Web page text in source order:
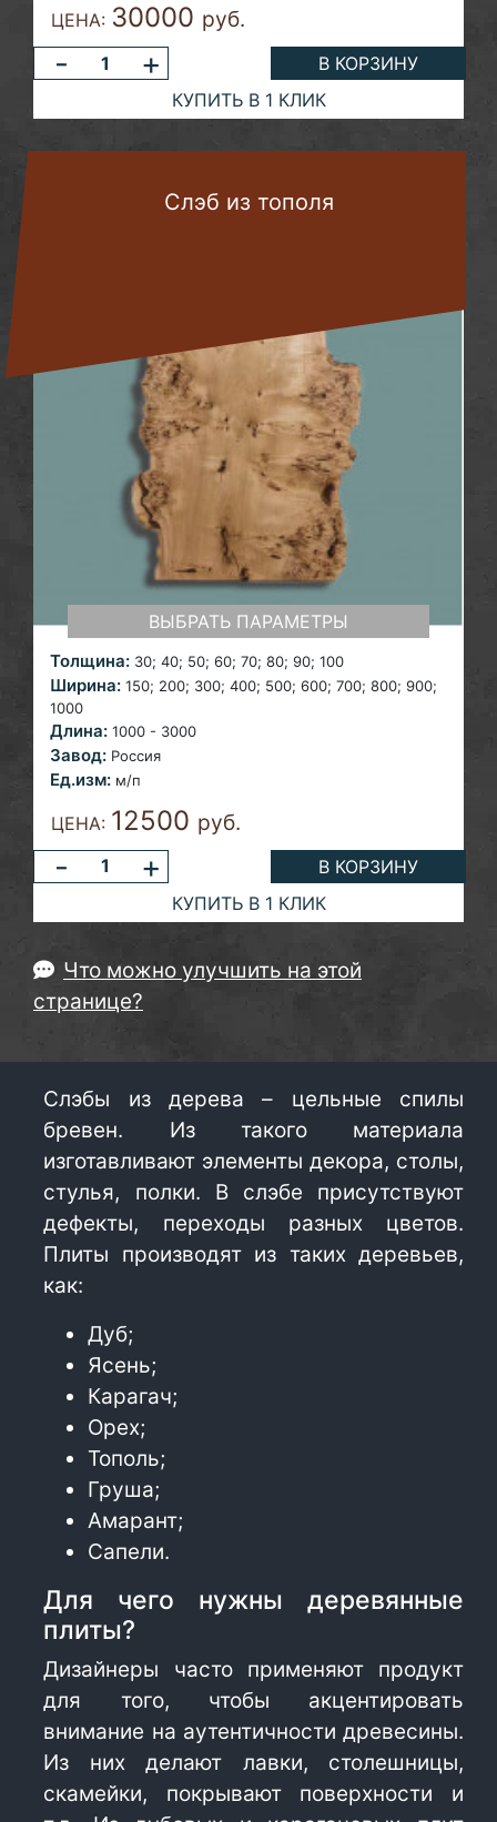
ЦЕНА: 30000 руб.
- +
В КОРЗИНУ
КУПИТЬ В 1 КЛИК
Слэб из тополя
ВЫБРАТЬ ПАРАМЕТРЫ
Толщина: 30; 40; 50; 60; 70; 80; 90; 100
Ширина: 150; 200; 300; 400; 500; 600; 700; 800; 900;
1000
Длина: 1000 - 3000
Завод: Россия
Ед.изм: м/п
ЦЕНА: 12500 руб.
- +
В КОРЗИНУ
КУПИТЬ В 1 КЛИК
Что можно улучшить на этой
странице?
Слэбы из дерева – цельные спилы
бревен. Из такого материала
изготавливают элементы декора, столы,
стулья, полки. В слэбе присутствуют
дефекты, переходы разных цветов.
Плиты производят из таких деревьев,
как:
Дуб;
Ясень;
Карагач;
Орех;
Тополь;
Груша;
Амарант;
Сапели.
Для чего нужны деревянные
плиты?
Дизайнеры часто применяют продукт
для того, чтобы акцентировать
внимание на аутентичности древесины.
Из них делают лавки, столешницы,
скамейки, покрывают поверхности и